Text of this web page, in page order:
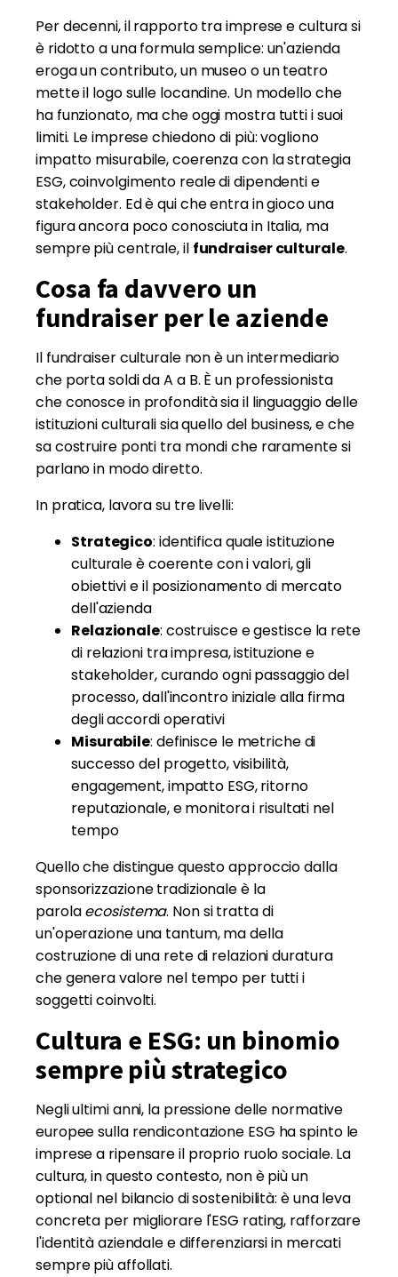
Per decenni, il rapporto tra imprese e cultura si
è ridotto a una formula semplice: un'azienda
eroga un contributo, un museo o un teatro
mette il logo sulle locandine. Un modello che
ha funzionato, ma che oggi mostra tutti i suoi
limiti. Le imprese chiedono di più: vogliono
impatto misurabile, coerenza con la strategia
ESG, coinvolgimento reale di dipendenti e
stakeholder. Ed è qui che entra in gioco una
figura ancora poco conosciuta in Italia, ma
sempre più centrale, il fundraiser culturale.
Cosa fa davvero un
fundraiser per le aziende
Il fundraiser culturale non è un intermediario
che porta soldi da A a B. È un professionista
che conosce in profondità sia il linguaggio delle
istituzioni culturali sia quello del business, e che
sa costruire ponti tra mondi che raramente si
parlano in modo diretto.
In pratica, lavora su tre livelli:
Strategico: identifica quale istituzione
culturale è coerente con i valori, gli
obiettivi e il posizionamento di mercato
dell'azienda
Relazionale: costruisce e gestisce la rete
di relazioni tra impresa, istituzione e
stakeholder, curando ogni passaggio del
processo, dall'incontro iniziale alla firma
degli accordi operativi
Misurabile: definisce le metriche di
successo del progetto, visibilità,
engagement, impatto ESG, ritorno
reputazionale, e monitora i risultati nel
tempo
Quello che distingue questo approccio dalla
sponsorizzazione tradizionale è la
parolaecosistema. Non si tratta di
un'operazione una tantum, ma della
costruzione di una rete di relazioni duratura
che genera valore nel tempo per tutti i
soggetti coinvolti.
Cultura e ESG: un binomio
sempre più strategico
Negli ultimi anni, la pressione delle normative
europee sulla rendicontazione ESG ha spinto le
imprese a ripensare il proprio ruolo sociale. La
cultura, in questo contesto, non è più un
optional nel bilancio di sostenibilità: è una leva
concreta per migliorare l'ESG rating, rafforzare
l'identità aziendale e differenziarsi in mercati
sempre più affollati.